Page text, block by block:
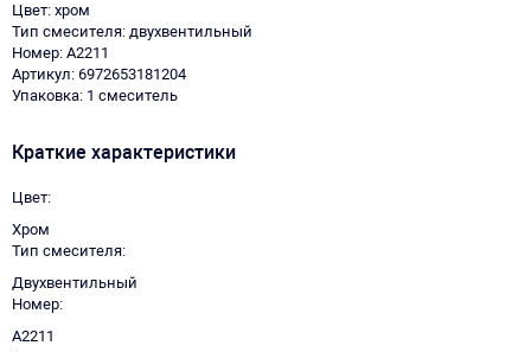
Цвет: хром
Тип смесителя: двухвентильный
Номер: A2211
Артикул: 6972653181204
Упаковка: 1 смеситель
Краткие характеристики
Цвет
Хром
Тип смесителя
Двухвентильный
Номер
A2211